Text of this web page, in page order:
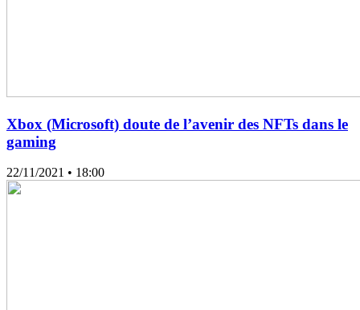
Xbox (Microsoft) doute de l’avenir des NFTs dans le
gaming
22/11/2021 • 18:00